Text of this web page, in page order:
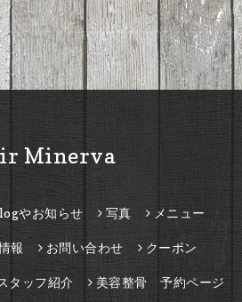
Minerva
やお知らせ 写真 メニュー
報 お問い合わせ クーポン
タッフ紹介 美容整骨 予約ページ